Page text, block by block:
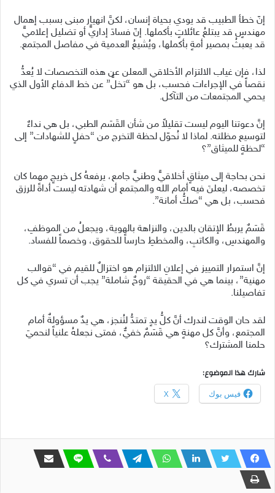
إنّ خطأ الطبيب قد يودي بحياة إنسان، لكنَّ انهيار مبنى بسبب إهمال
مهندسٍ قد يبتلعُ عائلاتٍ بأكملها. إنّ فسادَ إداريٍّ أو تضليل إعلاميٍّ
قد يعبثُ بمصير أمةٍ بأكملها، ويُشيعُ العدمية في مفاصل المجتمع.
لذا، فإن غياب الالتزام الأخلاقي المعلن عن هذه التخصصات لا يُعدُّ
نقصاً في الإجراءات فحسب، بل هو “تخلٍّ” عن خط الدفاع الأول الذي
يحمي المجتمعات من التآكل.
إنَّ دعوتنا اليوم ليست تقليلاً من شأن القَسَم الطبي، بل هي نداءٌ
لتوسيع مظلته. لماذا لا نُحوّل لحظة التخرج من “حفلٍ للشهادات” إلى
“لحظةٍ للميثاق”؟
نحن بحاجة إلى ميثاقٍ أخلاقيٍّ وطنيٍّ جامع، يرفعهُ كل خريجٍ مهما كان
تخصصه، ليعلنَ فيه أمام الله والمجتمع أن شهادته ليست أداةً للرزق
فحسب، بل هي “صكُّ أمانة”.
قَسَمٌ يربطُ الإتقان بالدين، والنزاهة بالهوية، ويجعلُ من الموظفِ،
والمهندسِ، والكاتبِ، والمخططِ حارساً للحقوق، وخصماً للفساد.
إنَّ استمرار التمييز في إعلانِ الالتزام هو اختزالٌ للقيم في “قوالب
مهنية”، بينما هي في الحقيقة “روحٌ شاملة” يجب أن تسري في كل
تفاصيلنا.
لقد حان الوقت لندرك أنَّ كلُّ يدٍ تمتدُّ لتُنجز، هي يدٌ مسؤولةٌ أمام
المجتمع، وأنَّ كل مهنةٍ هي قَسَمٌ خفيٌّ، فمتى نجعلهُ علنياً لنحميَ
حلمنا المشترك؟
شارك هذا الموضوع:
فيس بوك X